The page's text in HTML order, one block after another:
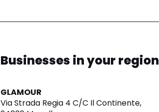
Businesses in your region
GLAMOUR
Via Strada Regia 4 C/C Il Continente,